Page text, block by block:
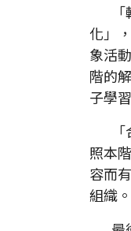
「
化」
象活
階的
子學
「
照本
容而
組織。